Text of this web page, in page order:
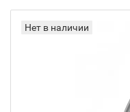
Нет в наличии